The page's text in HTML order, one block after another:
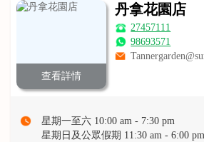
查看詳情
丹拿花園店
27457111
98693571
星期一至六 10:00 am - 7:30 pm
星期日及公眾假期 11:30 am - 6:00 pm